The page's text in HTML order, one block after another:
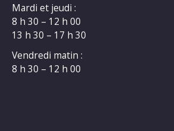
Mardi et jeudi :
8 h 30 – 12 h 00
13 h 30 – 17 h 30
Vendredi matin :
8 h 30 – 12 h 00